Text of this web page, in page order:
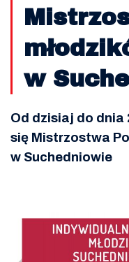
w
Od dzisiaj do
się Mistrzostwa
w Suchedniowie